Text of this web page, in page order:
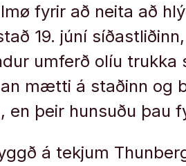
fyrir að neita að
19. júní
umferð olíu trukka
mætti á staðinn og
en þeir hunsuðu þau
á tekjum